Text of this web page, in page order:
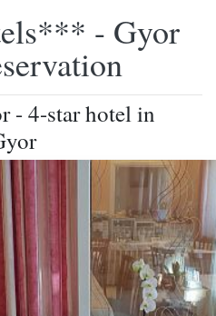
- Gyor
- 4-star hotel in